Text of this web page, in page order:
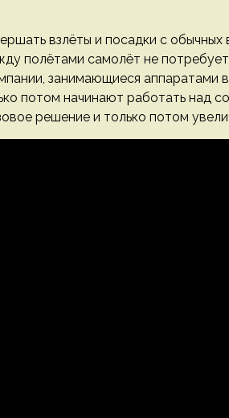
взлёты и посадки с обычных
полётами самолёт не
занимающиеся аппаратами
потом начинают работать над
решение и только потом